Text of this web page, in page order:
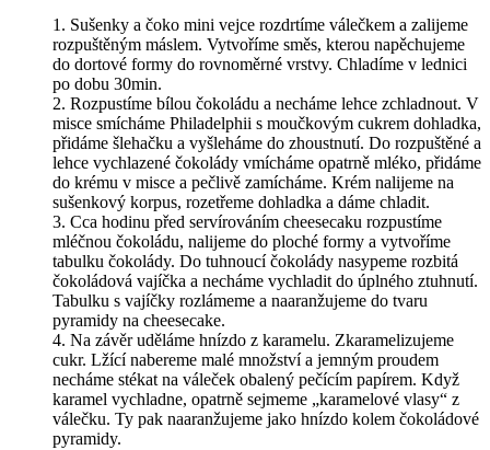
Sušenky a čoko mini vejce rozdrtíme válečkem a zalijeme
rozpuštěným máslem. Vytvoříme směs, kterou napěchujeme
do dortové formy do rovnoměrné vrstvy. Chladíme v lednici
po dobu 30min.
Rozpustíme bílou čokoládu a necháme lehce zchladnout. V
misce smícháme Philadelphii s moučkovým cukrem dohladka,
přidáme šlehačku a vyšleháme do zhoustnutí. Do rozpuštěné a
lehce vychlazené čokolády vmícháme opatrně mléko, přidáme
do krému v misce a pečlivě zamícháme. Krém nalijeme na
sušenkový korpus, rozetřeme dohladka a dáme chladit.
Cca hodinu před servírováním cheesecaku rozpustíme
mléčnou čokoládu, nalijeme do ploché formy a vytvoříme
tabulku čokolády. Do tuhnoucí čokolády nasypeme rozbitá
čokoládová vajíčka a necháme vychladit do úplného ztuhnutí.
Tabulku s vajíčky rozlámeme a naaranžujeme do tvaru
pyramidy na cheesecake.
Na závěr uděláme hnízdo z karamelu. Zkaramelizujeme
cukr. Lžící nabereme malé množství a jemným proudem
necháme stékat na váleček obalený pečícím papírem. Když
karamel vychladne, opatrně sejmeme „karamelové vlasy“ z
válečku. Ty pak naaranžujeme jako hnízdo kolem čokoládové
pyramidy.